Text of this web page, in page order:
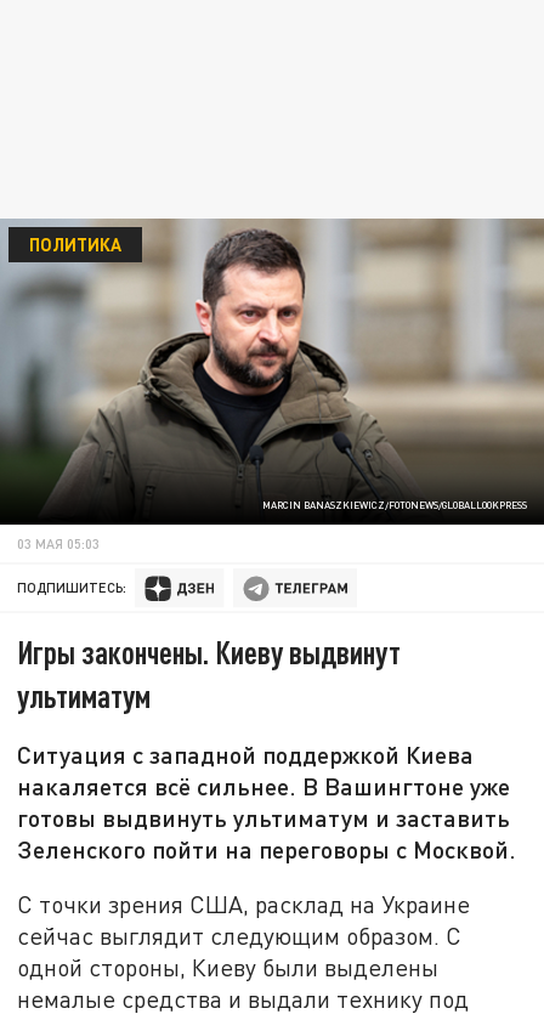
MARCIN BANASZKIEWICZ/FOTONEWS/GLOBALLOOKPRESS
ПОЛИТИКА
03 МАЯ 05:03
ПОДПИШИТЕСЬ:
Игры закончены. Киеву выдвинут
ультиматум
Ситуация с западной поддержкой Киева
накаляется всё сильнее. В Вашингтоне уже
готовы выдвинуть ультиматум и заставить
Зеленского пойти на переговоры с Москвой.
С точки зрения США, расклад на Украине
сейчас выглядит следующим образом. С
одной стороны, Киеву были выделены
немалые средства и выдали технику под